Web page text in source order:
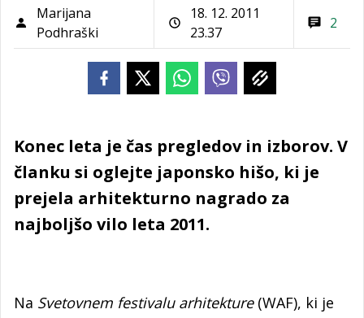
Marijana
Podhraški
18. 12. 2011
23.37
2
Konec leta je čas pregledov in izborov. V
članku si oglejte japonsko hišo, ki je
prejela arhitekturno nagrado za
najboljšo vilo leta 2011.
Na Svetovnem festivalu arhitekture(WAF), ki je